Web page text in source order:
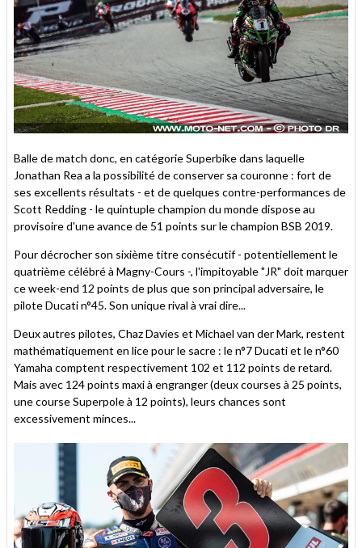
Balle de match donc, en catégorie Superbike dans laquelle
Jonathan Rea a la possibilité de conserver sa couronne : fort de
ses excellents résultats - et de quelques contre-performances de
Scott Redding - le quintuple champion du monde dispose au
provisoire d'une avance de 51 points sur le champion BSB 2019.
Pour décrocher son sixième titre consécutif - potentiellement le
quatrième célébré à Magny-Cours -, l'impitoyable "JR" doit marquer
ce week-end 12 points de plus que son principal adversaire, le
pilote Ducati n°45. Son unique rival à vrai dire...
Deux autres pilotes, Chaz Davies et Michael van der Mark, restent
mathématiquement en lice pour le sacre : le n°7 Ducati et le n°60
Yamaha comptent respectivement 102 et 112 points de retard.
Mais avec 124 points maxi à engranger (deux courses à 25 points,
une course Superpole à 12 points), leurs chances sont
excessivement minces...